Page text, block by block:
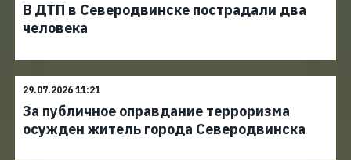
В ДТП в Северодвинске пострадали два
человека
29.07.2026 11:21
За публичное оправдание терроризма
осужден житель города Северодвинска